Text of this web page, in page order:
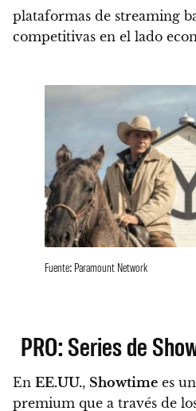
plataformas de streaming
competitivas en el lado
Fuente: Paramount Network
PRO: Series de
En EE.UU., Showtime es
premium que a través de